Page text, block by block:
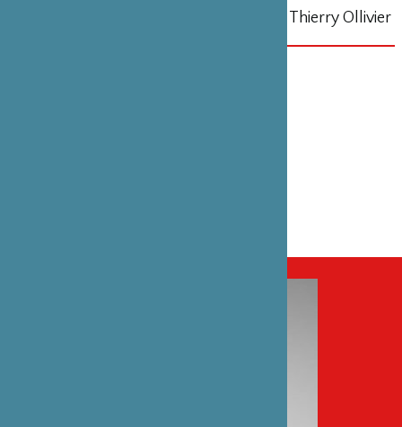
(C) RMN-Grand Palais (MNAAG, Paris) · Thierry Ollivier